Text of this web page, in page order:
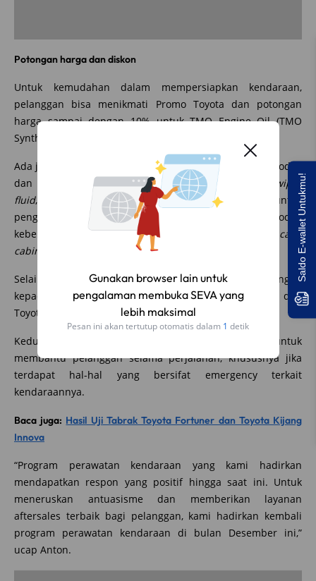
Gunakan browser lain untuk
pengalaman membuka SEVA yang
lebih maksimal
Pesan ini akan tertutup otomatis dalam 1 detik
Potongan harga dan diskon
Untuk kemudahan dalam mempersiapkan kendaraan,
pelanggan bisa menikmati Promo Toyota dan potongan
harga sampai dengan 10% untuk TMO Engine Oil (TMO
Synthetic & Full Synthetic Diesel & Bensin).
Ada juga potongan harga sampai dengan 20% untuk produk
dan layanan keselamatan berkendara (
wiper blade
wiper
fluid, brake pad, brake cleaner) dan promo menarik untuk
penggantian ban, serta potongan harga 10% untuk produk
kebersihan dan kesehatan selama berkendara
(car care,
cabin disinfectant, cabin air filter).
Selain itu, Toyota juga ingin menambahkan ketenangan
kepada pelanggan dengan menghadirkan bengkel dan
Toyota Mobile Service (TMS) Siaga.
Kedua layanan ini tetap beroperasi pada hari libur untuk
membantu pelanggan selama perjalanan, khususnya jika
terdapat hal-hal yang bersifat emergency terkait
kendaraannya.
Baca juga: Hasil Uji Tabrak Toyota Fortuner dan Toyota Kijang
Innova
“Program perawatan kendaraan yang kami hadirkan
mendapatkan respon yang positif hingga saat ini. Untuk
meneruskan antuasisme dan memberikan layanan
aftersales terbaik bagi pelanggan, kami hadirkan kembali
program perawatan kendaraan di bulan Desember ini,”
ucap Anton.
Saldo E-wallet Untukmu!